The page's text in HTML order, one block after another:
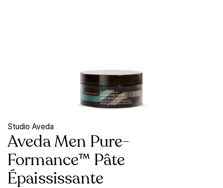
Studio Aveda
Aveda Men Pure-
Formance™ Pâte
Épaississante